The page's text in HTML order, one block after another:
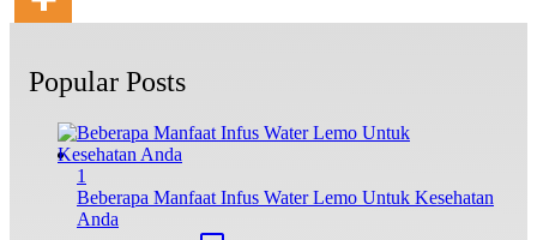
Popular Posts
1
Beberapa Manfaat Infus Water Lemo Untuk Kesehatan
Anda